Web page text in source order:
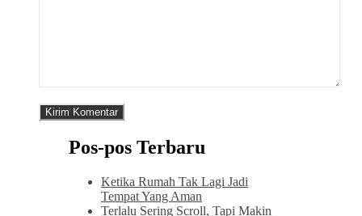
Pos-pos Terbaru
Ketika Rumah Tak Lagi Jadi
Tempat Yang Aman
Terlalu Sering Scroll, Tapi Makin